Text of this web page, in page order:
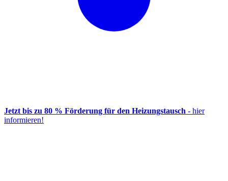
Jetzt bis zu 80 % Förderung für den Heizungstausch - hier
informieren!